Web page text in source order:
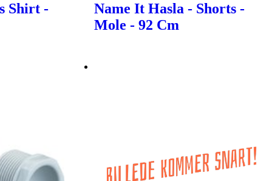
Shirt -
Name It Hasla - Shorts -
Mole - 92 Cm